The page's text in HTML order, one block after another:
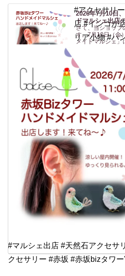
2026年7月10日
ドマルシェ出店
さて、当ショップ
す。7月10日（金
メイドマルシェ
たことがない「赤
#アクセサリ
店 #インコが
リア小物 #ハ
#マルシェ出店 #天然石アクセサ
クセサリー #赤坂 #赤坂bizタワ